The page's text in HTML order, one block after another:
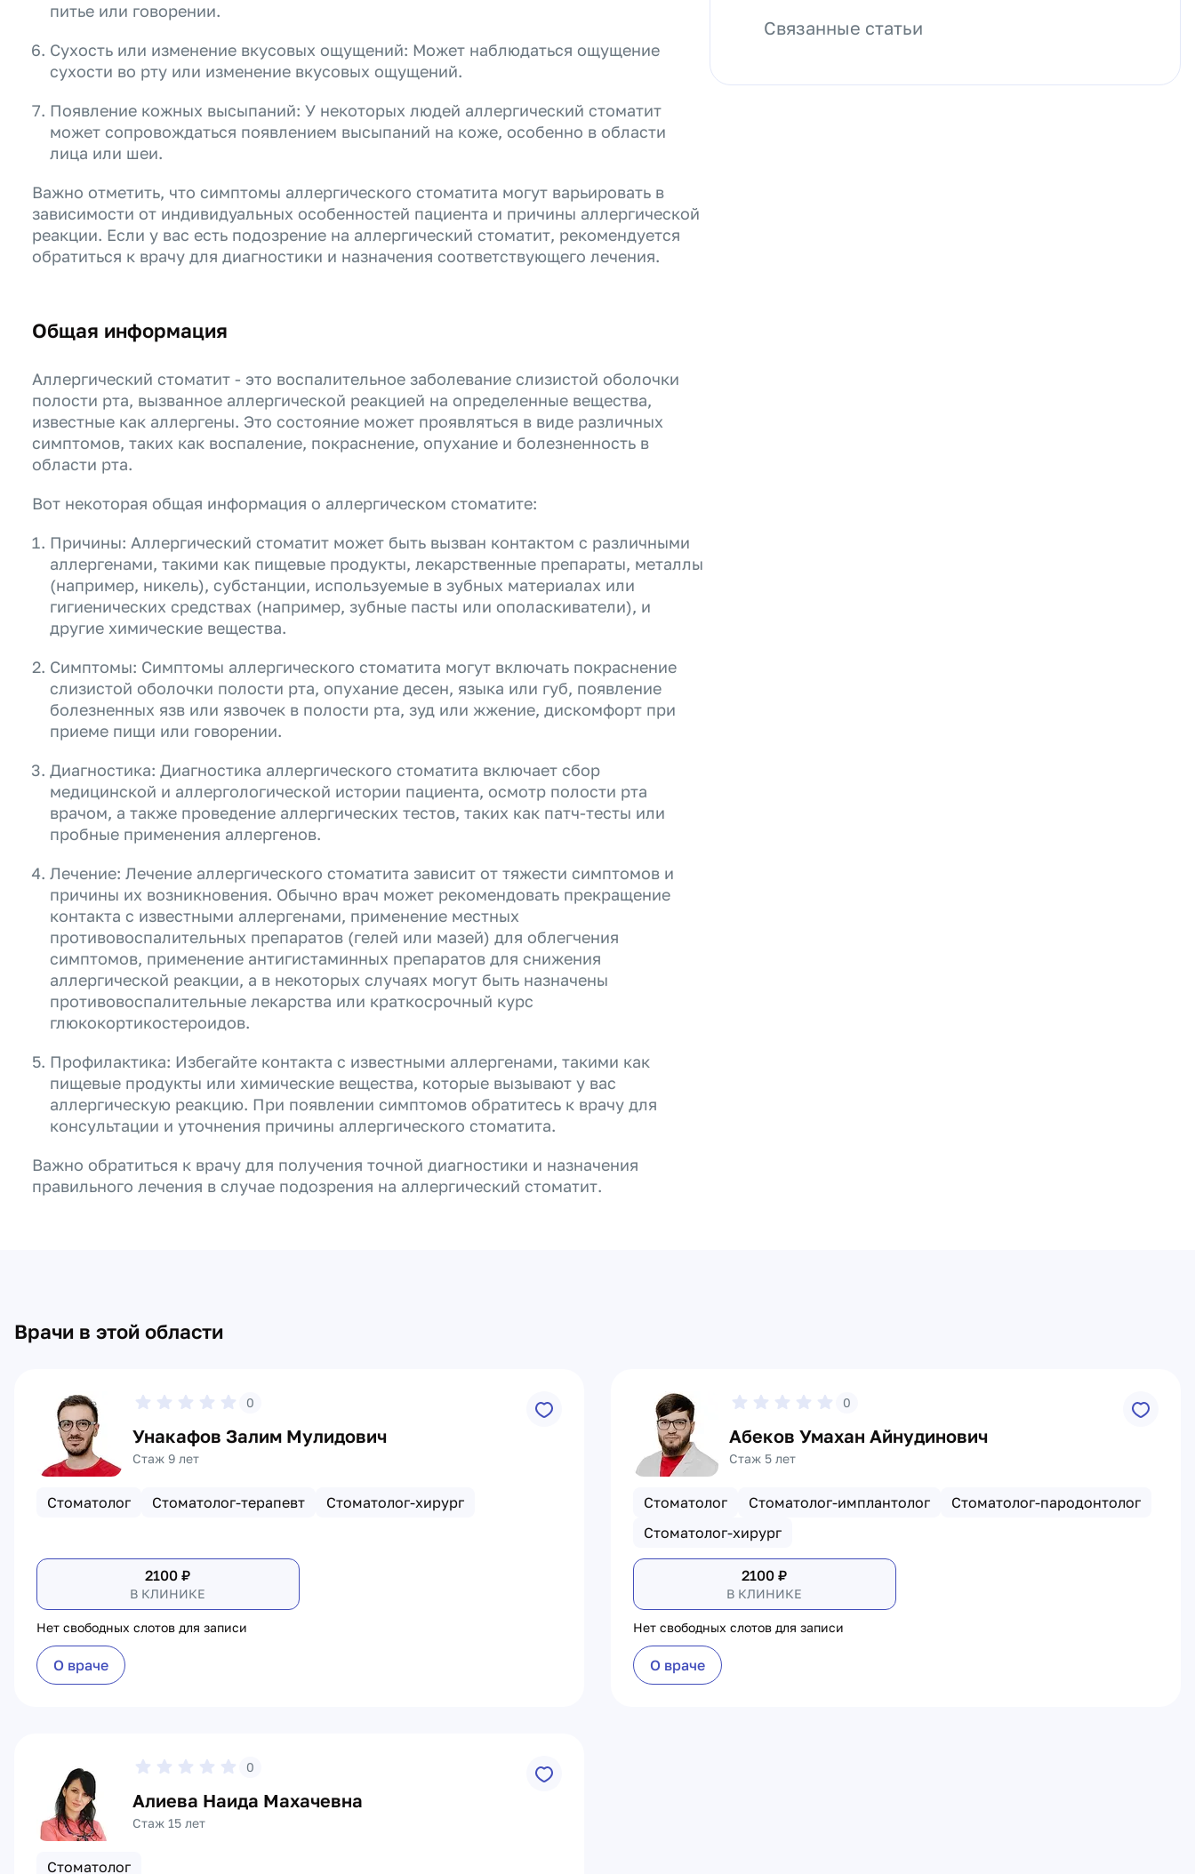
питье или говорении.
Сухость или изменение вкусовых ощущений: Может наблюдаться ощущение
сухости во рту или изменение вкусовых ощущений.
Появление кожных высыпаний: У некоторых людей аллергический стоматит
может сопровождаться появлением высыпаний на коже, особенно в области
лица или шеи.
Важно отметить, что симптомы аллергического стоматита могут варьировать в
зависимости от индивидуальных особенностей пациента и причины аллергической
реакции. Если у вас есть подозрение на аллергический стоматит, рекомендуется
обратиться к врачу для диагностики и назначения соответствующего лечения.
Общая информация
Аллергический стоматит - это воспалительное заболевание слизистой оболочки
полости рта, вызванное аллергической реакцией на определенные вещества,
известные как аллергены. Это состояние может проявляться в виде различных
симптомов, таких как воспаление, покраснение, опухание и болезненность в
области рта.
Вот некоторая общая информация о аллергическом стоматите:
Причины: Аллергический стоматит может быть вызван контактом с различными
аллергенами, такими как пищевые продукты, лекарственные препараты, металлы
(например, никель), субстанции, используемые в зубных материалах или
гигиенических средствах (например, зубные пасты или ополаскиватели), и
другие химические вещества.
Симптомы: Симптомы аллергического стоматита могут включать покраснение
слизистой оболочки полости рта, опухание десен, языка или губ, появление
болезненных язв или язвочек в полости рта, зуд или жжение, дискомфорт при
приеме пищи или говорении.
Диагностика: Диагностика аллергического стоматита включает сбор
медицинской и аллергологической истории пациента, осмотр полости рта
врачом, а также проведение аллергических тестов, таких как патч-тесты или
пробные применения аллергенов.
Лечение: Лечение аллергического стоматита зависит от тяжести симптомов и
причины их возникновения. Обычно врач может рекомендовать прекращение
контакта с известными аллергенами, применение местных
противовоспалительных препаратов (гелей или мазей) для облегчения
симптомов, применение антигистаминных препаратов для снижения
аллергической реакции, а в некоторых случаях могут быть назначены
противовоспалительные лекарства или краткосрочный курс
глюкокортикостероидов.
Профилактика: Избегайте контакта с известными аллергенами, такими как
пищевые продукты или химические вещества, которые вызывают у вас
аллергическую реакцию. При появлении симптомов обратитесь к врачу для
консультации и уточнения причины аллергического стоматита.
Важно обратиться к врачу для получения точной диагностики и назначения
правильного лечения в случае подозрения на аллергический стоматит.
Связанные статьи
Врачи в этой области
0
Унакафов Залим Мулидович
Стаж 9 лет
Стоматолог Стоматолог-терапевт Стоматолог-хирург
2100 ₽
В КЛИНИКЕ
Нет свободных слотов для записи
О враче
0
Абеков Умахан Айнудинович
Стаж 5 лет
Стоматолог Стоматолог-имплантолог
Стоматолог-пародонтолог
Стоматолог-хирург
2100 ₽
В КЛИНИКЕ
Нет свободных слотов для записи
О враче
0
Алиева Наида Махачевна
Стаж 15 лет
Стоматолог